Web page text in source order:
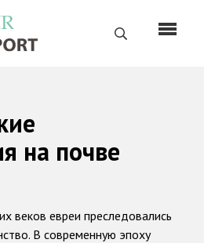
Поиск
Русский
Главная
мандат
на почве
веков евреи преследовались
В современную эпоху